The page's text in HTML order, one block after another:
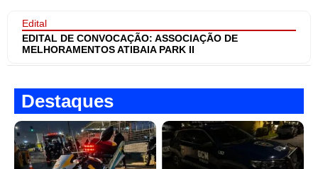
Edital
EDITAL DE CONVOCAÇÃO: ASSOCIAÇÃO DE
MELHORAMENTOS ATIBAIA PARK II
Destaques